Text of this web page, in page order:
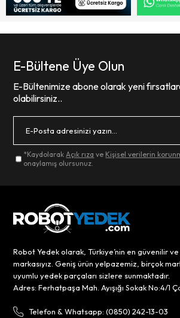
E-Bültene Üye Olun
E-Bültenimize abone olarak yeni
olabilirsiniz..
*KaydolarakAçık rıza ve Kişisel verilerin
onaylamış olursunuz.
Robot Yedek olarak, Türkiye’nin en güvenilir
markasıyız. Geniş ürün yelpazemiz, birçok
uyumlu yedek parçaları sizlere sunmaktadır.
Adres: Ferhatpaşa Mah. Ayışığı Sokak No:4/1
Telefon & Whatsapp: (0850) 242-13-03